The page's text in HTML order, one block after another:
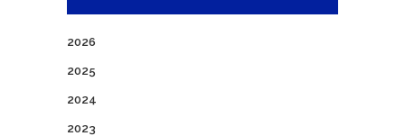
2026
2025
2024
2023